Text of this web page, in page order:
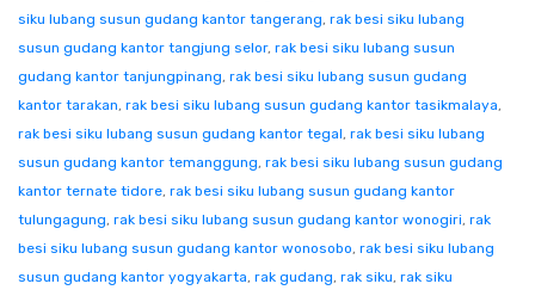
siku lubang susun gudang kantor tangerang, rak besi siku lubang
susun gudang kantor tangjung selor, rak besi siku lubang susun
gudang kantor tanjungpinang, rak besi siku lubang susun gudang
kantor tarakan, rak besi siku lubang susun gudang kantor tasikmalaya,
rak besi siku lubang susun gudang kantor tegal, rak besi siku lubang
susun gudang kantor temanggung, rak besi siku lubang susun gudang
kantor ternate tidore, rak besi siku lubang susun gudang kantor
tulungagung, rak besi siku lubang susun gudang kantor wonogiri, rak
besi siku lubang susun gudang kantor wonosobo, rak besi siku lubang
susun gudang kantor yogyakarta, rak gudang, rak siku, rak siku